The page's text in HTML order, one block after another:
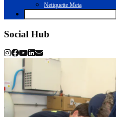
Netiquette Meta
Social Hub